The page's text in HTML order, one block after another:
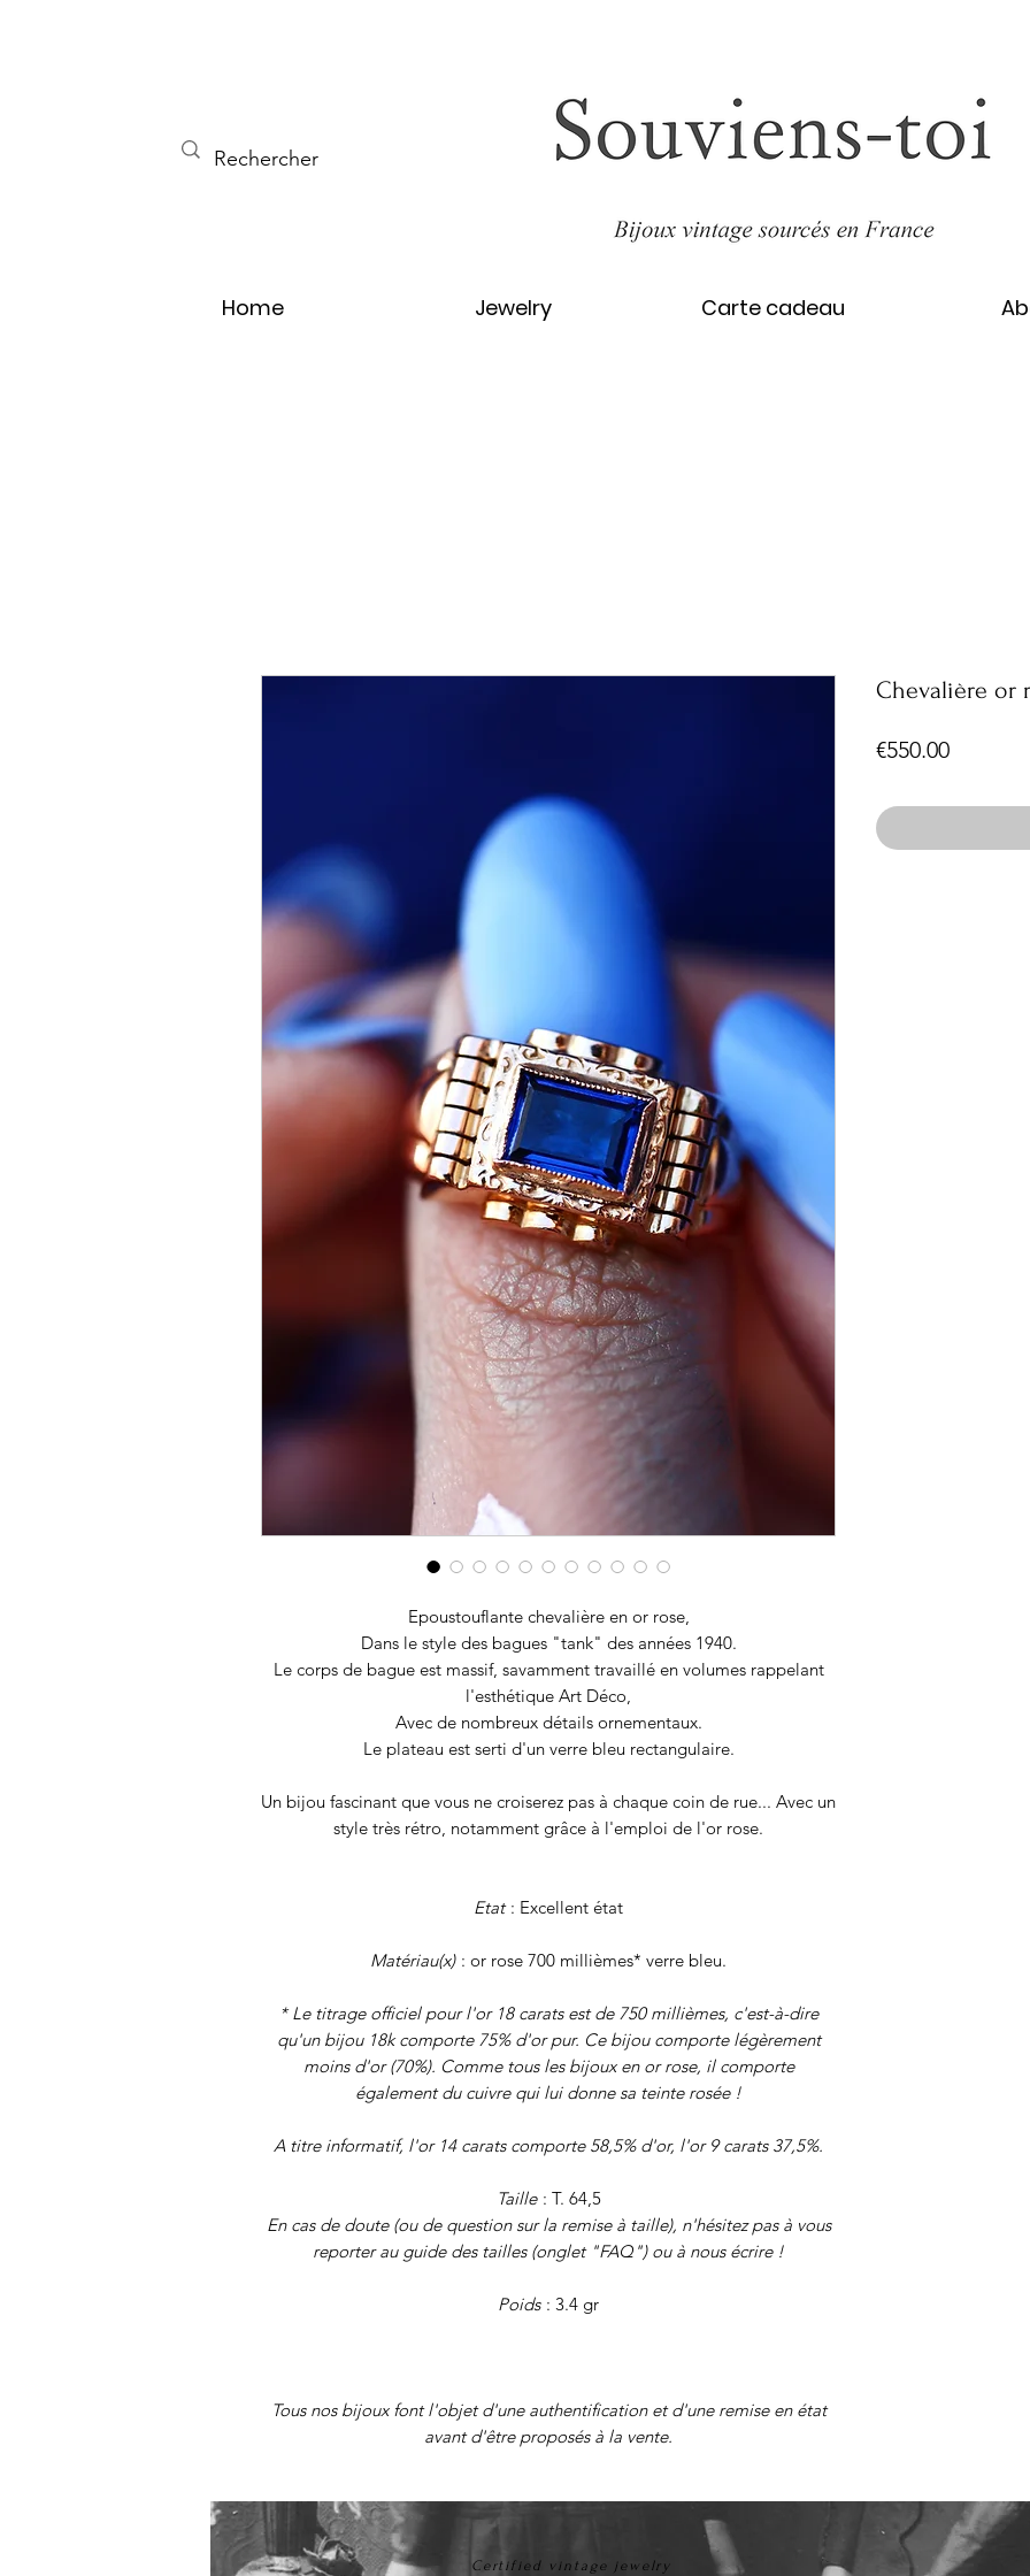
Home Jewelry Carte cadeau
Epoustouflante chevalière en or rose,
Dans le style des bagues "tank" des années 1940.
Le corps de bague est massif, savamment travaillé en volumes rappelant
l'esthétique Art Déco,
Avec de nombreux détails ornementaux.
Le plateau est serti d'un verre bleu rectangulaire.
Un bijou fascinant que vous ne croiserez pas à chaque coin de rue... Avec un
style très rétro, notamment grâce à l'emploi de l'or rose.
Etat: Excellent état
Matériau(x) : or rose 700 millièmes* verre bleu.
* Le titrage officiel pour l'or 18 carats est de 750 millièmes, c'est-à-dire
qu'un bijou 18k comporte 75% d'or pur. Ce bijou comporte légèrement
moins d'or (70%). Comme tous les bijoux en or rose, il comporte
également du cuivre qui lui donne sa teinte rosée !
A titre informatif, l'or 14 carats comporte 58,5% d'or, l'or 9 carats 37,5%.
Taille: T. 64,5
En cas de doute (ou de question sur la remise à taille), n'hésitez pas à vous
reporter au guide des tailles (onglet "FAQ") ou à nous écrire !
Poids : 3.4 gr
Tous nos bijoux font l'objet d'une authentification et d'une remise en état
avant d'être proposés à la vente.
Chevalière or
€550.00Price
Certified vintage jewelry